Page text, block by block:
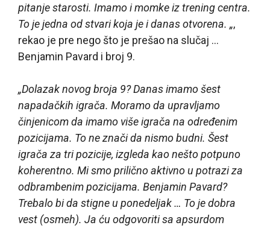
pitanje starosti. Imamo i momke iz trening centra.
To je jedna od stvari koja je i danas otvorena. „,
rekao je pre nego što je prešao na slučaj …
Benjamin Pavard i broj 9.
„Dolazak novog broja 9? Danas imamo šest
napadačkih igrača. Moramo da upravljamo
činjenicom da imamo više igrača na određenim
pozicijama. To ne znači da nismo budni. Šest
igrača za tri pozicije, izgleda kao nešto potpuno
koherentno. Mi smo prilično aktivno u potrazi za
odbrambenim pozicijama. Benjamin Pavard?
Trebalo bi da stigne u ponedeljak … To je dobra
vest (osmeh). Ja ću odgovoriti sa apsurdom